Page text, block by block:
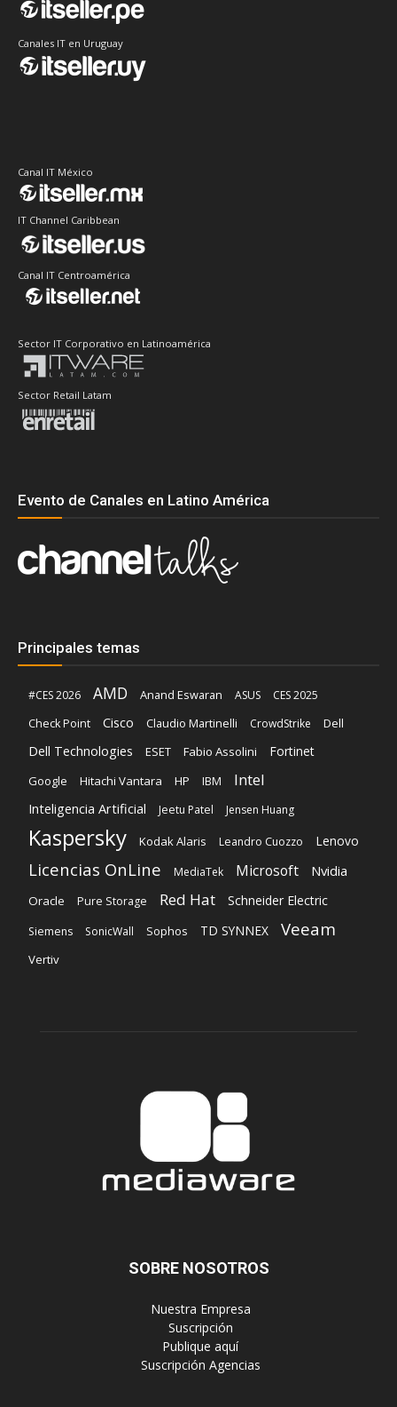
Canales IT en Uruguay
Canal IT México
IT Channel Caribbean
Canal IT Centroamérica
Sector IT Corporativo en Latinoamérica
Sector Retail Latam
Evento de Canales en Latino América
Principales temas
#CES 2026 AMD Anand Eswaran ASUS
CES 2025
Check Point
Cisco Claudio Martinelli CrowdStrike Dell
Dell Technologies ESET Fabio Assolini Fortinet
Google Hitachi Vantara HP IBM Intel
Inteligencia Artificial Jeetu Patel Jensen Huang
Kaspersky Kodak Alaris Leandro Cuozzo Lenovo
Licencias OnLine MediaTek Microsoft Nvidia
Oracle Pure Storage Red Hat Schneider Electric
Siemens SonicWall Sophos TD SYNNEX Veeam
Vertiv
SOBRE NOSOTROS
‎ Nuestra Empresa
‎ Suscripción
‎ Publique aquí
‎ Suscripción Agencias